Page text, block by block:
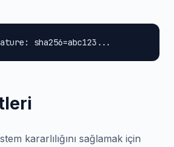
sha256=abc123...
kararlılığını sağlamak için